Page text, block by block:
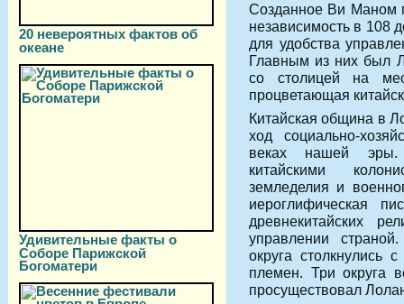
20 невероятных фактов об
океане
Удивительные факты о
Соборе Парижской
Богоматери
Созданное Ви Маном
независимость в 108
для удобства
Главным из них был
со столицей на
процветающая
Китайская община в
ход социально-
веках нашей эры.
китайскими
земледелия и
иероглифическая
древнекитайских
управлении
округа столкнулись
племен. Три округа
просуществовал